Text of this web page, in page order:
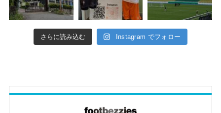
さらに読み込む Instagram でフォロー